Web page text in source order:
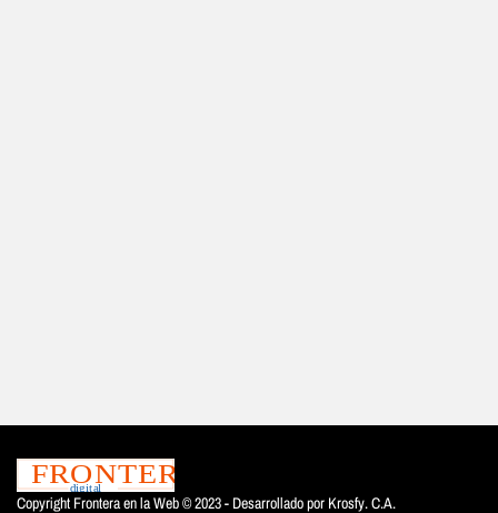
Copyright Frontera en la Web © 2023 - Desarrollado por Krosfy. C.A.